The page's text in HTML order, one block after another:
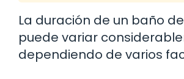
La duración de un baño
puede variar
dependiendo de varios